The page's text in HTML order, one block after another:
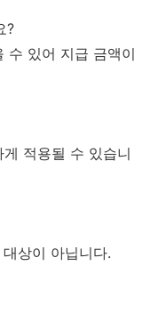
?
수 있어 지급 금액이
적용될 수 있습니
상이 아닙니다.